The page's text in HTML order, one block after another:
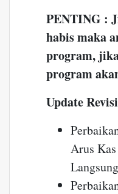
PENTING :
habis maka
program,
program
Update
Arus
Langsung